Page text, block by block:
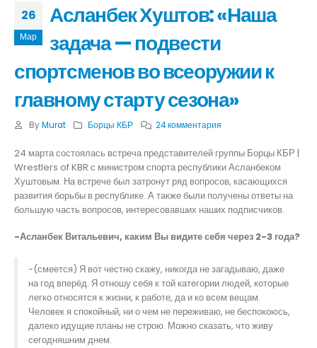
26
Мар
Асланбек Хуштов: «Наша
задача — подвести
спортсменов во всеоружии к
главному старту сезона»
By Murat Борцы КБР 24 комментария
24 марта состоялась встреча представителей группы Борцы КБР |
Wrestlers of KBR с министром спорта республики Асланбеком
Хуштовым. На встрече был затронут ряд вопросов, касающихся
развития борьбы в республике. А также были получены ответы на
большую часть вопросов, интересовавших наших подписчиков.
-Асланбек Витальевич, каким Вы видите себя через 2-3 года?
-(смеется) Я вот честно скажу, никогда не загадываю, даже
на год вперёд. Я отношу себя к той категории людей, которые
легко относятся к жизни, к работе, да и ко всем вещам.
Человек я спокойный, ни о чем не переживаю, не беспокоюсь,
далеко идущие планы не строю. Можно сказать, что живу
сегодняшним днем.